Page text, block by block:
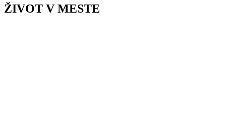
ŽIVOT V MESTE